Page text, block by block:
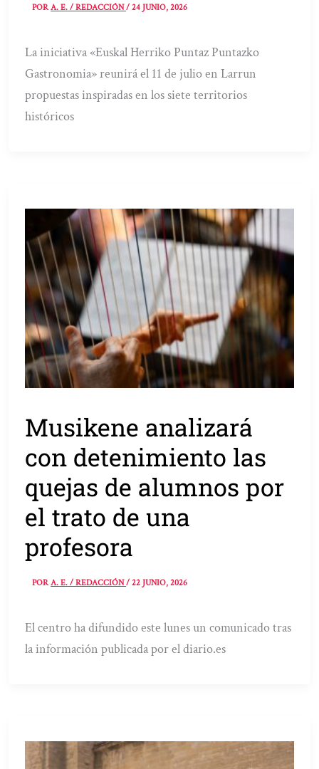
PORA. E. / REDACCIÓN/24 JUNIO, 2026
La iniciativa «Euskal Herriko Puntaz Puntazko
Gastronomia» reunirá el 11 de julio en Larrun
propuestas inspiradas en los siete territorios
históricos
Musikene analizará
con detenimiento las
quejas de alumnos por
el trato de una
profesora
PORA. E. / REDACCIÓN/22 JUNIO, 2026
El centro ha difundido este lunes un comunicado tras
la información publicada por el diario.es